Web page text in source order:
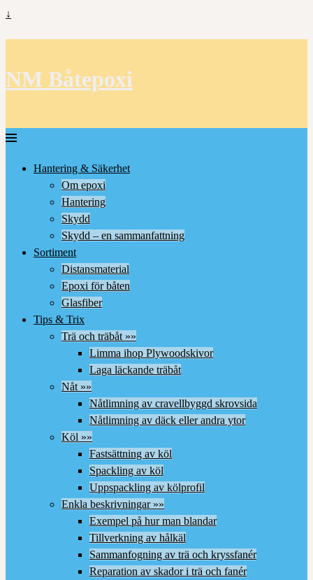
↓
NM Båtepoxi
Hantering & Säkerhet
Om epoxi
Hantering
Skydd
Skydd – en sammanfattning
Sortiment
Distansmaterial
Epoxi för båten
Glasfiber
Tips & Trix
Trä och träbåt »»
Limma ihop Plywoodskivor
Laga läckande träbåt
Nåt »»
Nåtlimning av cravellbyggd skrovsida
Nåtlimning av däck eller andra ytor
Köl »»
Fastsättning av köl
Spackling av köl
Uppspackling av kölprofil
Enkla beskrivningar »»
Exempel på hur man blandar
Tillverkning av hålkäl
Sammanfogning av trä och kryssfanér
Reparation av skador i trä och fanér